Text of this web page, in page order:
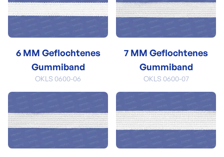
6 MM Geflochtenes
Gummiband
OKLS 0600-06
7 MM Geflochtenes
Gummiband
OKLS 0600-07